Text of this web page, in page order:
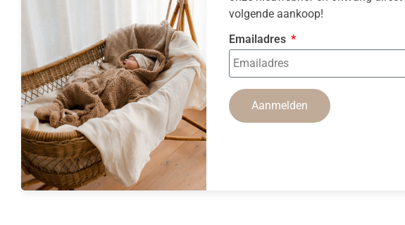
volgende aankoop!
Emailadres
Aanmelden